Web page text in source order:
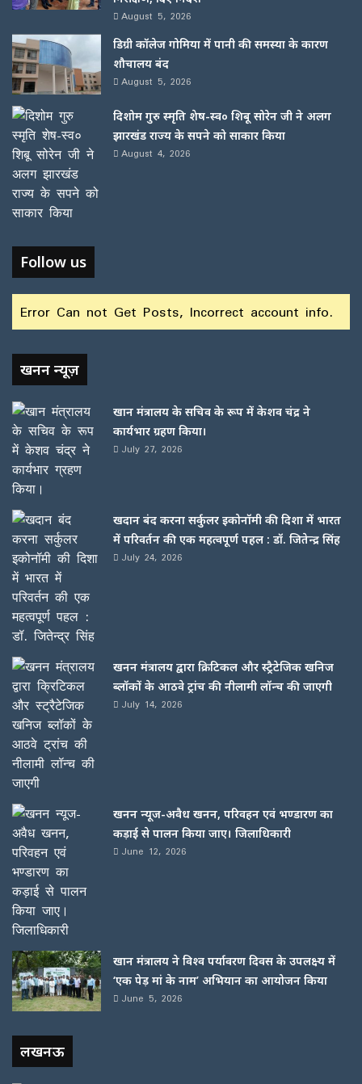
August 5, 2026
डिग्री कॉलेज गोमिया में पानी की समस्या के कारण
शौचालय बंद
August 5, 2026
दिशोम गुरु स्मृति शेष-स्व० शिबू सोरेन जी ने अलग
झारखंड राज्य के सपने को साकार किया
August 4, 2026
Follow us
Error Can not Get Posts, Incorrect account info.
खनन न्यूज़
खान मंत्रालय के सचिव के रूप में केशव चंद्र ने
कार्यभार ग्रहण किया।
July 27, 2026
खदान बंद करना सर्कुलर इकोनॉमी की दिशा में भारत
में परिवर्तन की एक महत्वपूर्ण पहल : डॉ. जितेन्द्र सिंह
July 24, 2026
खनन मंत्रालय द्वारा क्रिटिकल और स्ट्रैटेजिक खनिज
ब्लॉकों के आठवे ट्रांच की नीलामी लॉन्च की जाएगी
July 14, 2026
खनन न्यूज-अवैध खनन, परिवहन एवं भण्डारण का
कड़ाई से पालन किया जाए। जिलाधिकारी
June 12, 2026
खान मंत्रालय ने विश्व पर्यावरण दिवस के उपलक्ष्य में
‘एक पेड़ मां के नाम’ अभियान का आयोजन किया
June 5, 2026
लखनऊ